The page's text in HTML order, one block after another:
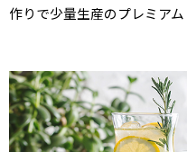
作りで少量生産のプレミア